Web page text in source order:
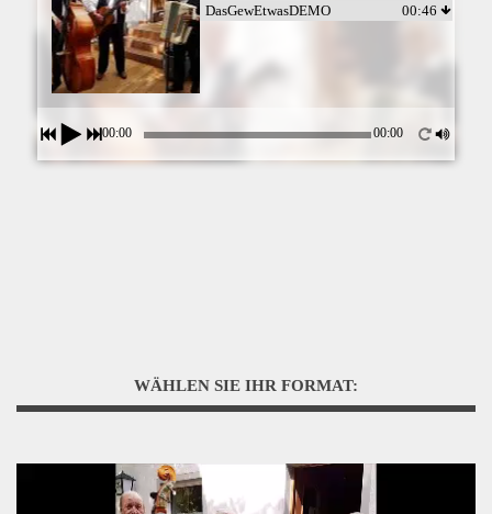
DasGewEtwasDEMO 00:46
00:00 00:00
WÄHLEN SIE IHR FORMAT: